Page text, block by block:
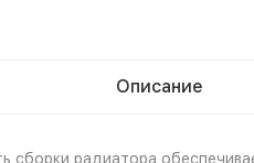
Описание
сборки радиатора